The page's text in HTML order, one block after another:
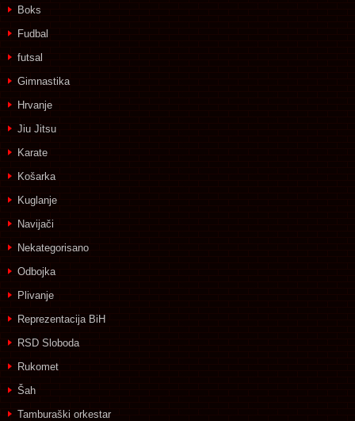
Boks
Fudbal
futsal
Gimnastika
Hrvanje
Jiu Jitsu
Karate
Košarka
Kuglanje
Navijači
Nekategorisano
Odbojka
Plivanje
Reprezentacija BiH
RSD Sloboda
Rukomet
Šah
Tamburaški orkestar